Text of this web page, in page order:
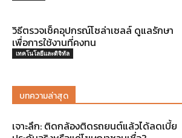
วิธีตรวจเช็คอุปกรณ์โซล่าเซลล์ ดูแลรักษา
เพื่อการใช้งานที่คงทน
เทคโนโลยีและดิจิทัล
บทความล่าสุด
เจาะลึก: ติดกล้องติดรถยนต์แล้วได้ลดเบี้ย